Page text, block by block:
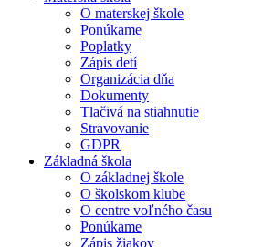
O materskej škole
Ponúkame
Poplatky
Zápis detí
Organizácia dňa
Dokumenty
Tlačivá na stiahnutie
Stravovanie
GDPR
Základná škola
O základnej škole
O školskom klube
O centre voľného času
Ponúkame
Zápis žiakov